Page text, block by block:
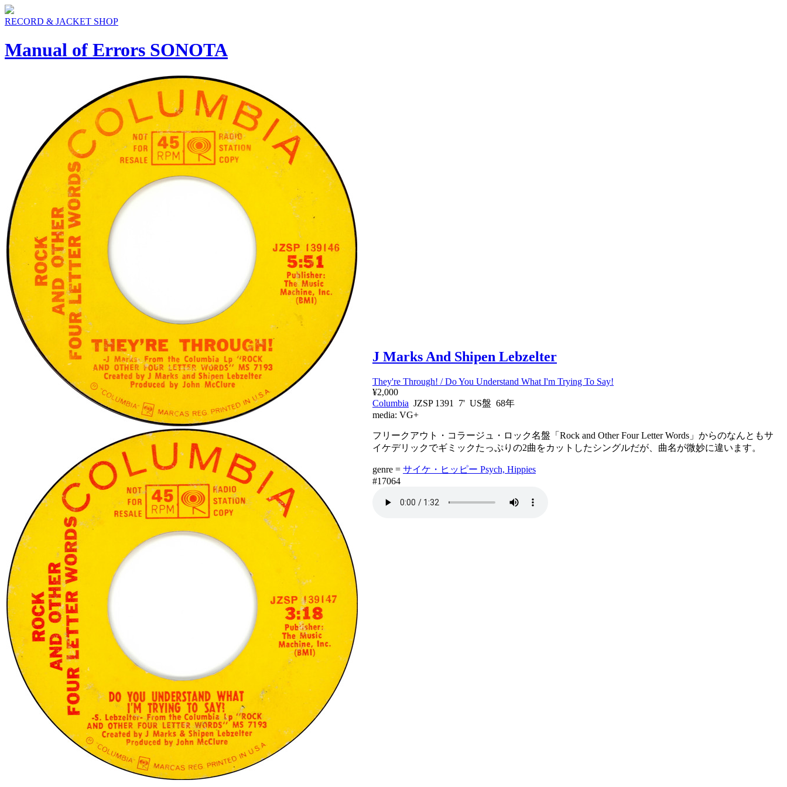
RECORD & JACKET SHOP
Manual of Errors SONOTA
J Marks And Shipen Lebzelter
They're Through! / Do You Understand What I'm Trying To Say!
¥2,000
Columbia JZSP 1391 7' US盤 68年
media: VG+
フリークアウト・コラージュ・ロック名盤「Rock and Other Four Letter Words」からのなんともサ
イケデリックでギミックたっぷりの2曲をカットしたシングルだが、曲名が微妙に違います。
genre = サイケ・ヒッピー Psych, Hippies
#17064